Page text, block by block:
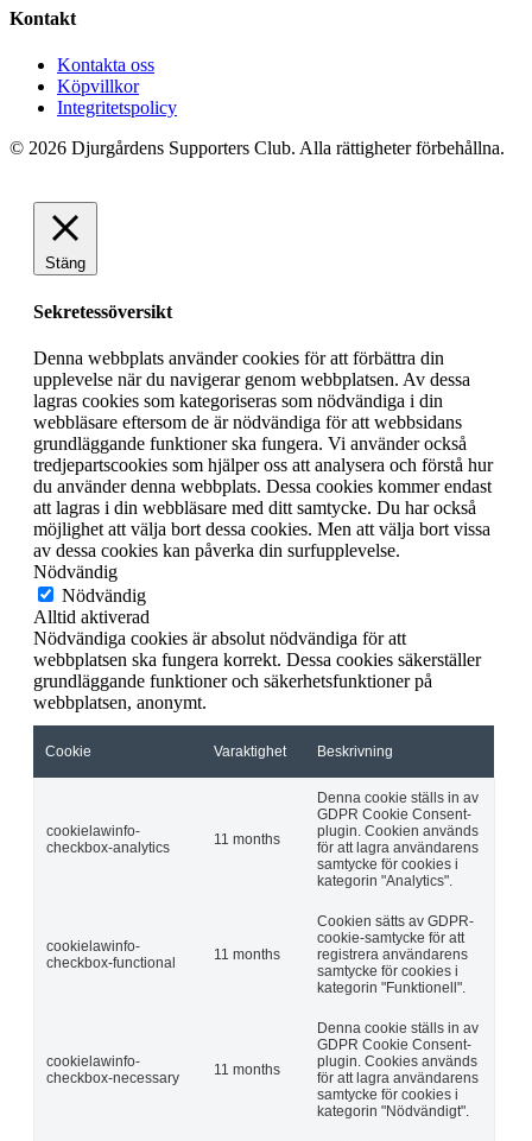
Kontakt
Kontakta oss
Köpvillkor
Integritetspolicy
© 2026 Djurgårdens Supporters Club. Alla rättigheter förbehållna.
Stäng
Sekretessöversikt
Denna webbplats använder cookies för att förbättra din
upplevelse när du navigerar genom webbplatsen. Av dessa
lagras cookies som kategoriseras som nödvändiga i din
webbläsare eftersom de är nödvändiga för att webbsidans
grundläggande funktioner ska fungera. Vi använder också
tredjepartscookies som hjälper oss att analysera och förstå hur
du använder denna webbplats. Dessa cookies kommer endast
att lagras i din webbläsare med ditt samtycke. Du har också
möjlighet att välja bort dessa cookies. Men att välja bort vissa
av dessa cookies kan påverka din surfupplevelse.
Nödvändig
Nödvändig
Alltid aktiverad
Nödvändiga cookies är absolut nödvändiga för att
webbplatsen ska fungera korrekt. Dessa cookies säkerställer
grundläggande funktioner och säkerhetsfunktioner på
webbplatsen, anonymt.
Cookie Varaktighet Beskrivning
cookielawinfo-
checkbox-analytics
11 months
Denna cookie ställs in av
GDPR Cookie Consent-
plugin. Cookien används
för att lagra användarens
samtycke för cookies i
kategorin "Analytics".
cookielawinfo-
checkbox-functional
11 months
Cookien sätts av GDPR-
cookie-samtycke för att
registrera användarens
samtycke för cookies i
kategorin "Funktionell".
cookielawinfo-
checkbox-necessary
11 months
Denna cookie ställs in av
GDPR Cookie Consent-
plugin. Cookies används
för att lagra användarens
samtycke för cookies i
kategorin "Nödvändigt".